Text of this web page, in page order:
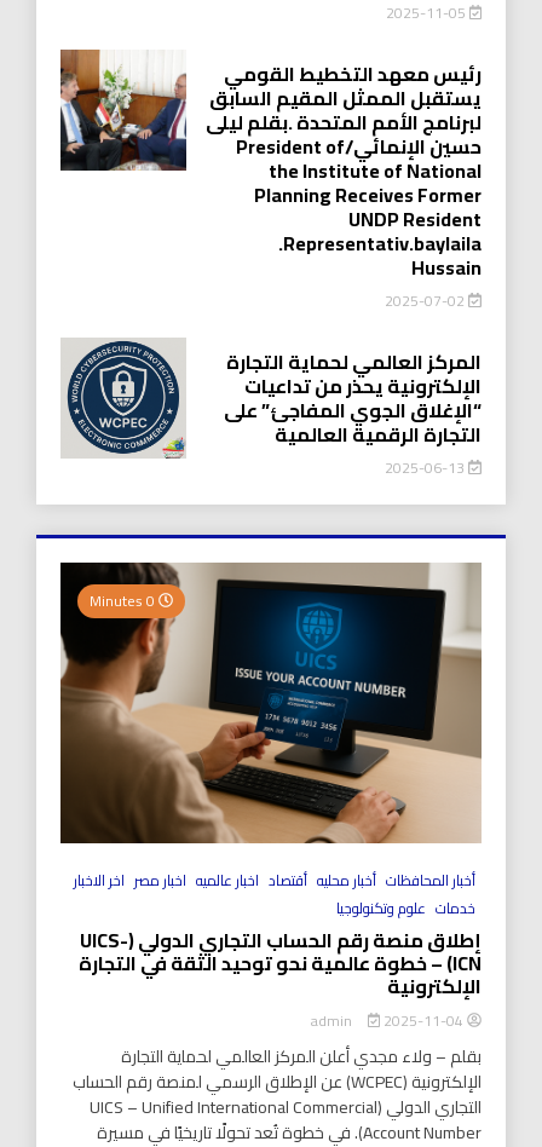
رئيس معهد التخطيط القومي
يستقبل الممثل المقيم السابق
لبرنامج الأمم المتحدة .بقلم ليلى
حسين الإنمائي/President of
the Institute of National
Planning Receives Former
UNDP Resident
.Representativ.baylaila
Hussain
2025-07-02
المركز العالمي لحماية التجارة
الإلكترونية يحذر من تداعيات
“الإغلاق الجوي المفاجئ” على
التجارة الرقمية العالمية
2025-06-13
أخبار المحافظات أخبار محليه أقتصاد اخبار عالميه اخبار مصر اخر الاخبار
خدمات علوم وتكنولوجيا
إطلاق منصة رقم الحساب التجاري الدولي (UICS-
ICN) – خطوة عالمية نحو توحيد الثقة في التجارة
الإلكترونية
2025-11-04
بقلم – ولاء مجدي أعلن المركز العالمي لحماية التجارة
الإلكترونية (WCPEC) عن الإطلاق الرسمي لمنصة رقم الحساب
التجاري الدولي (UICS – Unified International Commercial
Account Number). في خطوة تُعد تحولًا تاريخيًا في مسيرة